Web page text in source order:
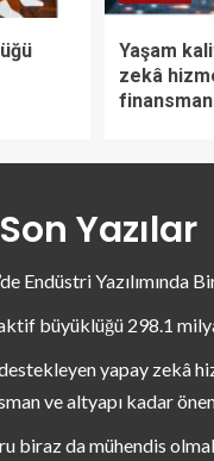
Yaşam
zekâ
Son Yazılar
Endüstri Yazılımında
büyüklüğü 298.1
yapay zekâ
ve altyapı kadar
biraz da mühendis